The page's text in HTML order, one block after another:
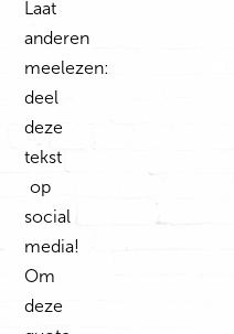
Laat
anderen
meelezen:
deel
deze
tekst
op
social
media!
Om
deze